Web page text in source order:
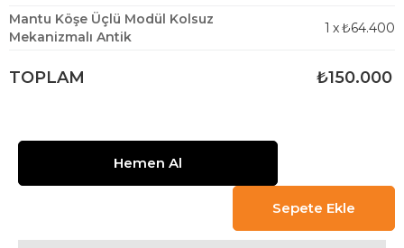
Mantu Köşe Üçlü Modül Kolsuz
Mekanizmalı Antik
1 x₺64.400
TOPLAM ₺150.000